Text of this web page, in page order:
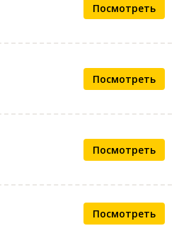
Посмотреть
Посмотреть
Посмотреть
Посмотреть